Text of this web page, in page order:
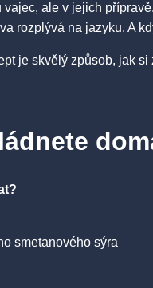
vajec, ale v jejich
rozplývá na jazyku. A
je skvělý způsob, jak
smetanového sýra